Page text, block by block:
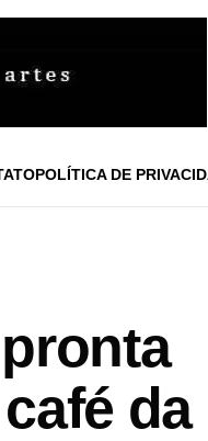
POLÍTICA DE
da